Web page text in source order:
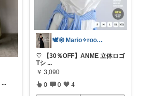
...
🕊𑁍 Mario✧room 𑁍🕊
♡ 【30％OFF】ANME 立体ロゴ
Tシ ...
￥ 3,090
0 0 4